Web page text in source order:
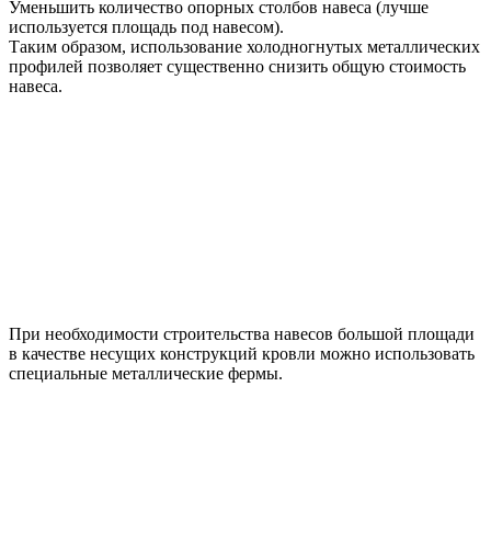
Уменьшить количество опорных столбов навеса (лучше
используется площадь под навесом).
Таким образом, использование холодногнутых металлических
профилей позволяет существенно снизить общую стоимость
навеса.
При необходимости строительства навесов большой площади
в качестве несущих конструкций кровли можно использовать
специальные металлические фермы.